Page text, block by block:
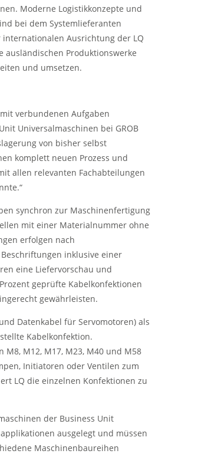
Moderne Logistikkonzepte und
bei dem Systemlieferanten
Ausrichtung der LQ
ausländischen Produktionswerke
und umsetzen.
verbundenen Aufgaben
Universalmaschinen bei GROB
von bisher selbst
komplett neuen Prozess und
allen relevanten Fachabteilungen
synchron zur Maschinenfertigung
mit einer Materialnummer ohne
erfolgen nach
inklusive einer
eine Liefervorschau und
geprüfte Kabelkonfektionen
gewährleisten.
Datenkabel für Servomotoren) als
Kabelkonfektion.
M12, M17, M23, M40 und M58
Initiatoren oder Ventilen zum
LQ die einzelnen Konfektionen zu
der Business Unit
ausgelegt und müssen
Maschinenbaureihen